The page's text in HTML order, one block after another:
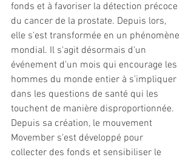
fonds et à favoriser la détection précoce
du cancer de la prostate. Depuis lors,
elle s'est transformée en un phénomène
mondial. Il s'agit désormais d'un
événement d'un mois qui encourage les
hommes du monde entier à s'impliquer
dans les questions de santé qui les
touchent de manière disproportionnée.
Depuis sa création, le mouvement
Movember s'est développé pour
collecter des fonds et sensibiliser le